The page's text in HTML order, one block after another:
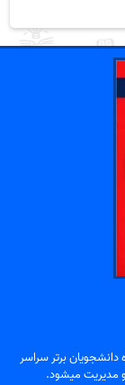
برتر سراسر
و مدیریت میشود.